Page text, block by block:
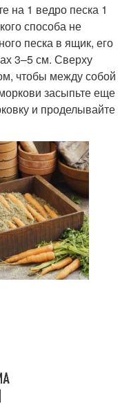
на 1 ведро песка 1
способа не
песка в ящик, его
3–5 см. Сверху
чтобы между собой
засыпьте еще
и проделывайте